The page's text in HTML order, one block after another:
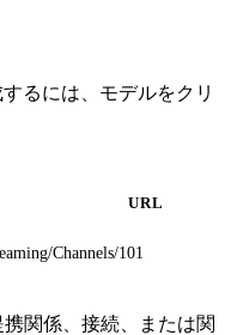
るには、モデルをクリ
URL
Channels/101
携関係、接続、または関